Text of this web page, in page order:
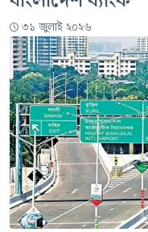
৩১ জুলাই ২০২৬